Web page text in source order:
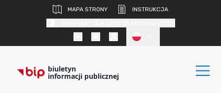
MAPA STRONY
INSTRUKCJA
biuletyn
informacji publicznej